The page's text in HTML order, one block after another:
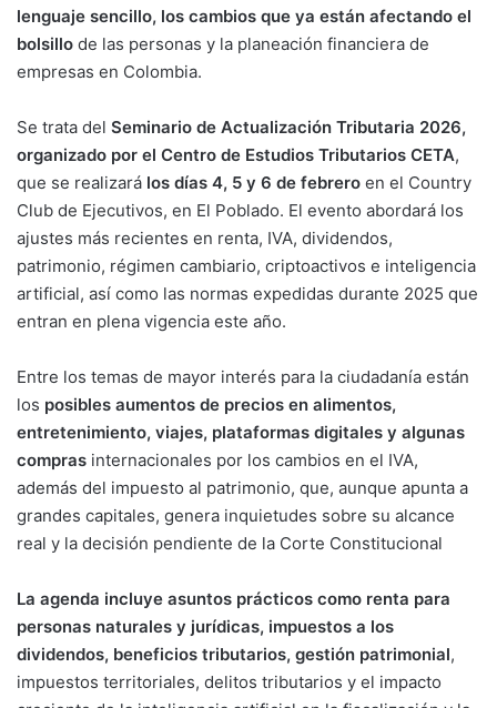
lenguaje sencillo, los cambios que ya están afectando el
bolsillo de las personas y la planeación financiera de
empresas en Colombia.
Se trata del Seminario de Actualización Tributaria 2026,
organizado por el Centro de Estudios Tributarios CETA,
que se realizará los días 4, 5 y 6 de febrero en el Country
Club de Ejecutivos, en El Poblado. El evento abordará los
ajustes más recientes en renta, IVA, dividendos,
patrimonio, régimen cambiario, criptoactivos e inteligencia
artificial, así como las normas expedidas durante 2025 que
entran en plena vigencia este año.
Entre los temas de mayor interés para la ciudadanía están
los posibles aumentos de precios en alimentos,
entretenimiento, viajes, plataformas digitales y algunas
compras internacionales por los cambios en el IVA,
además del impuesto al patrimonio, que, aunque apunta a
grandes capitales, genera inquietudes sobre su alcance
real y la decisión pendiente de la Corte Constitucional
La agenda incluye asuntos prácticos como renta para
personas naturales y jurídicas, impuestos a los
dividendos, beneficios tributarios, gestión patrimonial,
impuestos territoriales, delitos tributarios y el impacto